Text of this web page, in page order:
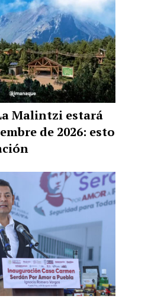
Malintzi estará
de 2026: esto